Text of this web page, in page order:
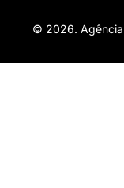
© 2026. Agência